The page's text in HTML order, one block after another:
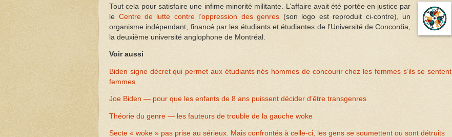
Tout cela pour satisfaire une infime minorité militante. L’affaire avait été portée en justice par
le Centre de lutte contre l’oppression des genres (son logo est reproduit ci-contre), un
organisme indépendant, financé par les étudiants et étudiantes de l’Université de Concordia,
la deuxième université anglophone de Montréal.
Voir aussi
Biden signe décret qui permet aux étudiants nés hommes de concourir chez les femmes s’ils se sentent
femmes
Joe Biden — pour que les enfants de 8 ans puissent décider d’être transgenres
Théorie du genre — les fauteurs de trouble de la gauche woke
Secte « woke » pas prise au sérieux. Mais confrontés à celle-ci, les gens se soumettent ou sont détruits